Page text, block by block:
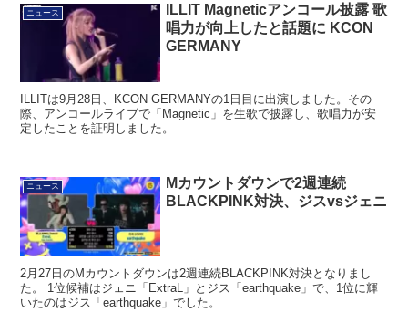
ニュース
ILLIT Magneticアンコール披露 歌
唱力が向上したと話題に KCON
GERMANY
ILLITは9月28日、KCON GERMANYの1日目に出演しました。その
際、アンコールライブで「Magnetic」を生歌で披露し、歌唱力が安
定したことを証明しました。
ニュース
Mカウントダウンで2週連続
BLACKPINK対決、ジスvsジェニ
2月27日のMカウントダウンは2週連続BLACKPINK対決となりまし
た。 1位候補はジェニ「ExtraL」とジス「earthquake」で、1位に輝
いたのはジス「earthquake」でした。